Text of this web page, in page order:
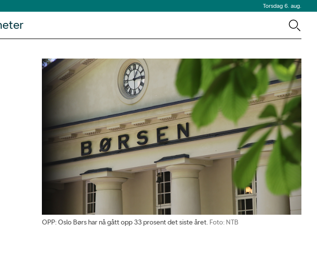
Torsdag 6. aug.
OPP: Oslo Børs har nå gått opp 33 prosent det siste året. Foto: NTB